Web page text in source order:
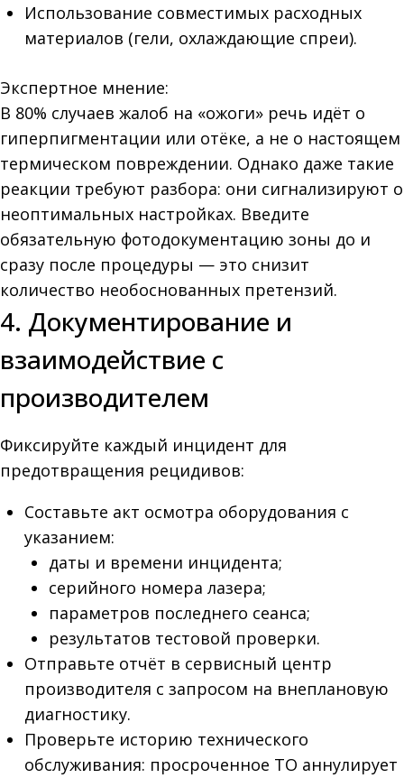
Использование совместимых расходных
материалов (гели, охлаждающие спреи).
Экспертное мнение:
В 80% случаев жалоб на «ожоги» речь идёт о
гиперпигментации или отёке, а не о настоящем
термическом повреждении. Однако даже такие
реакции требуют разбора: они сигнализируют о
неоптимальных настройках. Введите
обязательную фотодокументацию зоны до и
сразу после процедуры — это снизит
количество необоснованных претензий.
4. Документирование и
взаимодействие с
производителем
Фиксируйте каждый инцидент для
предотвращения рецидивов:
Составьте акт осмотра оборудования с
указанием:
даты и времени инцидента;
серийного номера лазера;
параметров последнего сеанса;
результатов тестовой проверки.
Отправьте отчёт в сервисный центр
производителя с запросом на внеплановую
диагностику.
Проверьте историю технического
обслуживания: просроченное ТО аннулирует